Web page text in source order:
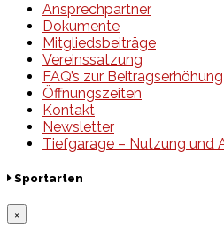
Ansprechpartner
Dokumente
Mitgliedsbeiträge
Vereinssatzung
FAQ’s zur Beitragserhöhung
Öffnungszeiten
Kontakt
Newsletter
Tiefgarage – Nutzung und
Sportarten
×